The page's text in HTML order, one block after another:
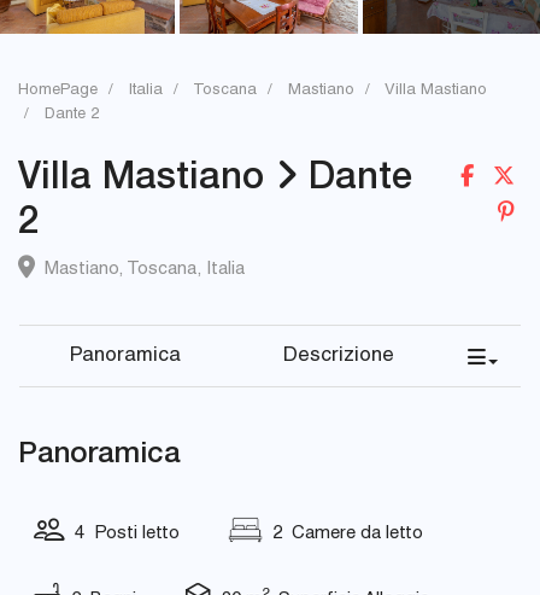
HomePage Italia Toscana Mastiano
Villa Mastiano
Dante 2
Villa Mastiano
Dante
2
Mastiano, Toscana, Italia
Panoramica Descrizione
Panoramica
4 Posti letto 2 Camere da letto